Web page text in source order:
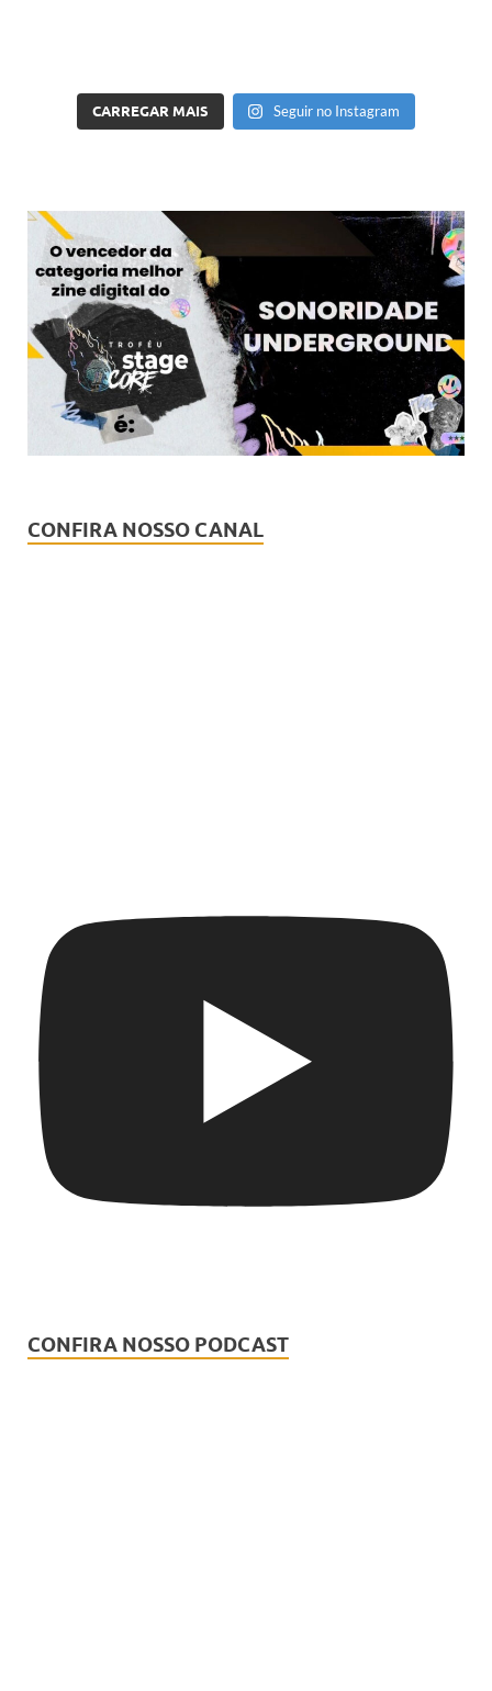
CARREGAR MAIS Seguir no Instagram
CONFIRA NOSSO CANAL
CONFIRA NOSSO PODCAST